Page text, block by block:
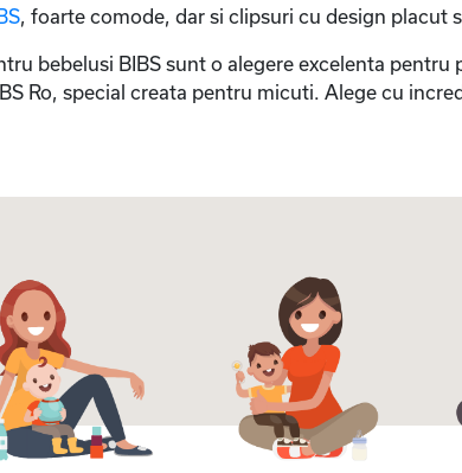
, foarte comode, dar si clipsuri cu design placut
bebelusi BIBS sunt o alegere excelenta
Ro, special creata pentru micuti. Alege cu